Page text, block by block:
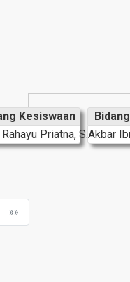
Kesiswaan
Priatna, S.PdAkbar
»»